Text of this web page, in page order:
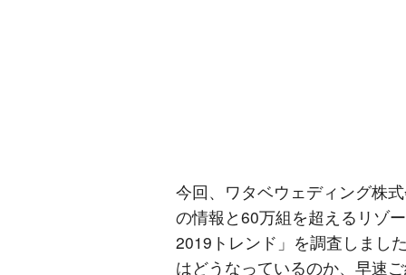
今回、ワタベウェディング株
の情報と60万組を超えるリゾ
2019トレンド」を調査しまし
はどうなっているのか、早速